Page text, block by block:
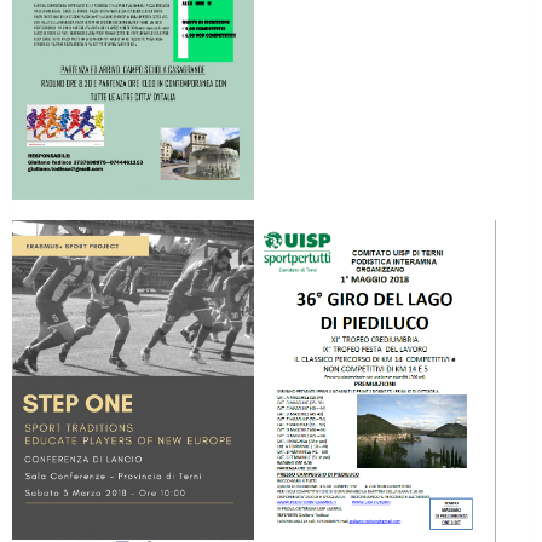
Tiziano Pesce a Radio InBlu2000 traccia il bilancio della stagione